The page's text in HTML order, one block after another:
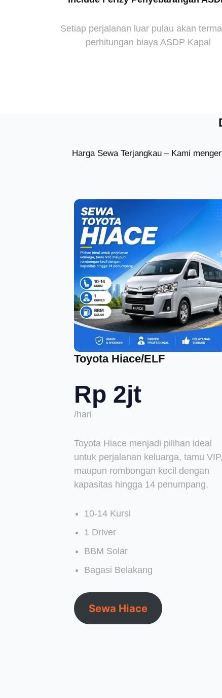
Setiap perjalanan luar pulau akan
perhitungan biaya ASDP Kapal
Harga Sewa Terjangkau – Kami
Toyota Hiace/ELF
Rp 2jt
/hari
Toyota Hiace menjadi pilihan ideal
untuk perjalanan keluarga, tamu VIP,
maupun rombongan kecil dengan
kapasitas hingga 14 penumpang.
10-14 Kursi
1 Driver
BBM Solar
Bagasi Belakang
Sewa Hiace